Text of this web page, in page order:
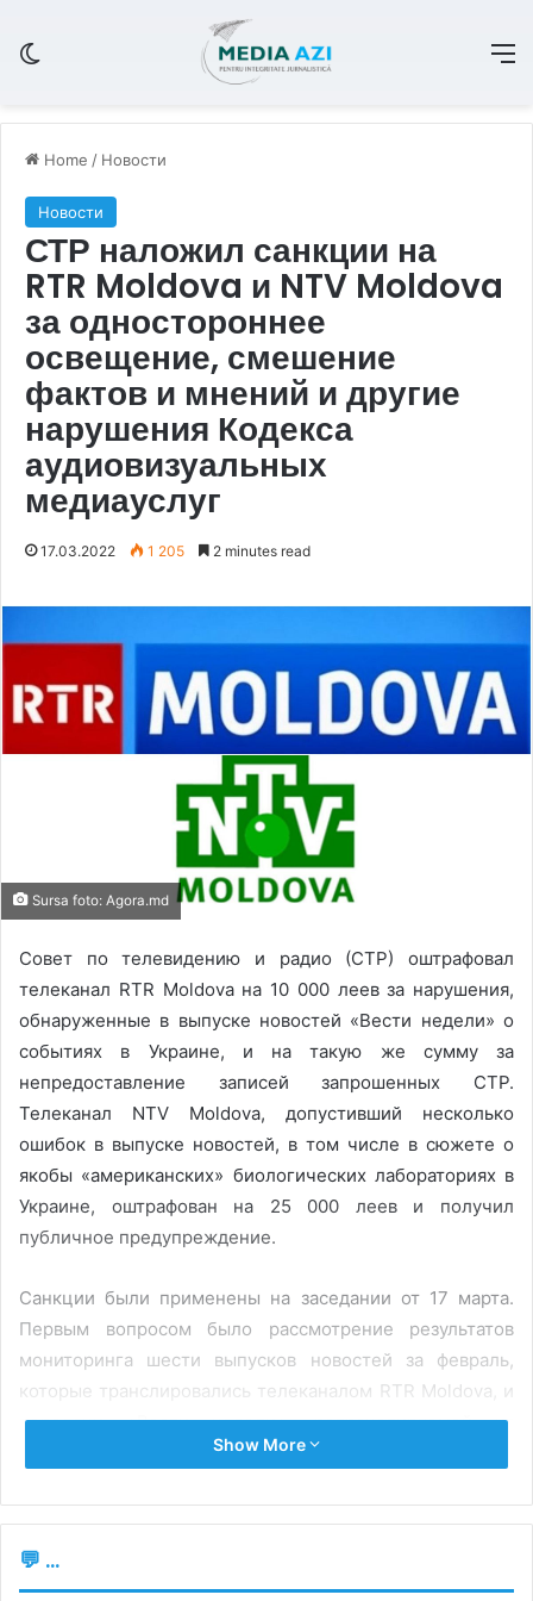
Home / Новости
Новости
СТР наложил санкции на
RTR Moldova и NTV Moldova
за одностороннее
освещение, смешение
фактов и мнений и другие
нарушения Кодекса
аудиовизуальных
медиауслуг
17.03.2022 1 205 2 minutes read
Sursa foto: Agora.md
Совет по телевидению и радио (СТР) оштрафовал
телеканал RTR Moldova на 10 000 леев за нарушения,
обнаруженные в выпуске новостей «Вести недели» о
событиях в Украине, и на такую же сумму за
непредоставление записей запрошенных СТР.
Телеканал NTV Moldova, допустивший несколько
ошибок в выпуске новостей, в том числе в сюжете о
якобы «американских» биологических лабораториях в
Украине, оштрафован на 25 000 леев и получил
публичное предупреждение.
Санкции были применены на заседании от 17 марта.
Первым вопросом было рассмотрение результатов
мониторинга шести выпусков новостей за февраль,
которые транслировались телеканалом RTR Moldova, и
передачи «Вести недели», ретранслируемой из
Российской Федерации. «Результаты мониторинга
большинство тем, связанных с событиями в Украине,
Show More
💬 ...